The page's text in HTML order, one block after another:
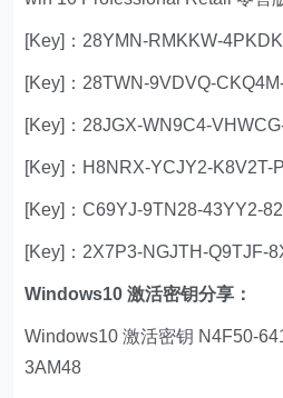
[Key]：28YMN-RMKKW-
[Key]：28TWN-9VDVQ-
[Key]：28JGX-WN9C4-
[Key]：H8NRX-YCJY2-K8V2T-
[Key]：C69YJ-9TN28-43YY2-
[Key]：2X7P3-NGJTH-Q9TJF-
Windows10 激活密钥分享：
Windows10 激活密钥 N4F50-
3AM48